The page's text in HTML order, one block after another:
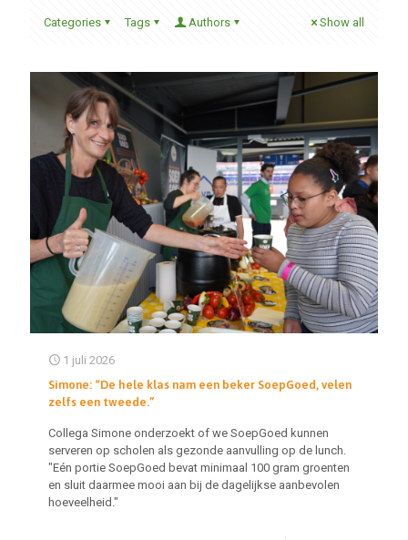
Categories Tags Authors Show all
1 juli 2026
Simone: “De hele klas nam een beker SoepGoed, velen
zelfs een tweede.”
Collega Simone onderzoekt of we SoepGoed kunnen
serveren op scholen als gezonde aanvulling op de lunch.
"Eén portie SoepGoed bevat minimaal 100 gram groenten
en sluit daarmee mooi aan bij de dagelijkse aanbevolen
hoeveelheid."